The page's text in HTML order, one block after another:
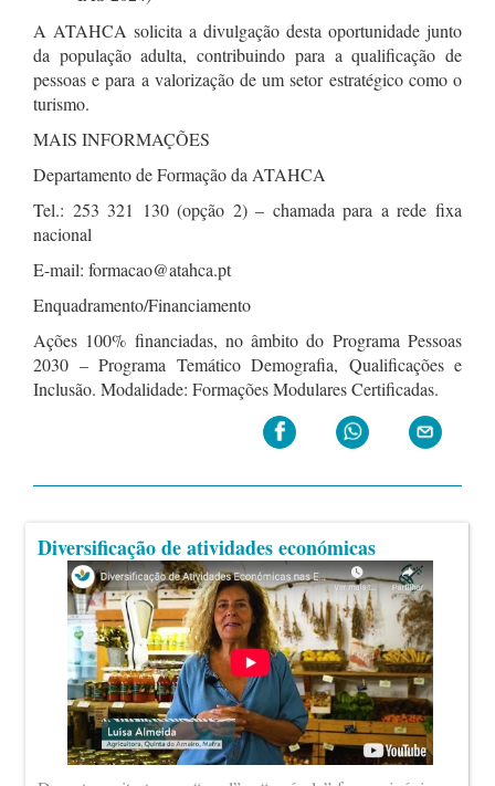
A ATAHCA solicita a divulgação desta oportunidade junto
da população adulta, contribuindo para a qualificação de
pessoas e para a valorização de um setor estratégico como o
turismo.
MAIS INFORMAÇÕES
Departamento de Formação da ATAHCA
Tel.: 253 321 130 (opção 2) – chamada para a rede fixa
nacional
E-mail: formacao@atahca.pt
Enquadramento/Financiamento
Ações 100% financiadas, no âmbito do Programa Pessoas
2030 – Programa Temático Demografia, Qualificações e
Inclusão. Modalidade: Formações Modulares Certificadas.
Diversificação de atividades económicas